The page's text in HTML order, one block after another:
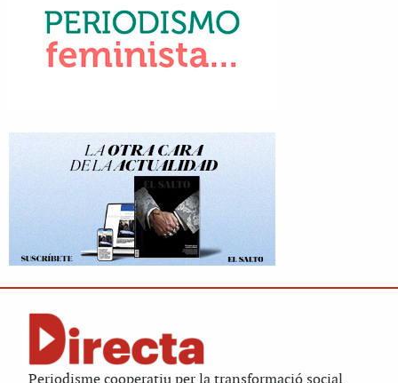
Periodisme cooperatiu per la transformació social